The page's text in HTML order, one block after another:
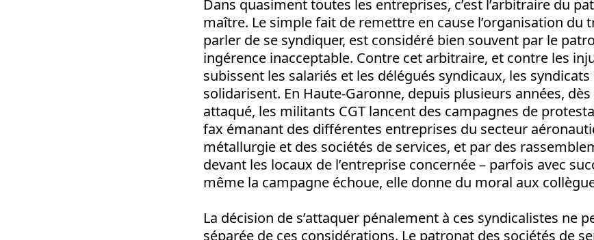
Dans quasiment toutes les entreprises, c’est l’arbitraire du
maître. Le simple fait de remettre en cause l’organisation du
parler de se syndiquer, est considéré bien souvent par le
ingérence inacceptable. Contre cet arbitraire, et contre les
subissent les salariés et les délégués syndicaux, les
solidarisent. En Haute-Garonne, depuis plusieurs années,
attaqué, les militants CGT lancent des campagnes de
fax émanant des différentes entreprises du secteur
métallurgie et des sociétés de services, et par des
devant les locaux de l’entreprise concernée – parfois avec
même la campagne échoue, elle donne du moral aux
La décision de s’attaquer pénalement à ces syndicalistes ne
séparée de ces considérations. Le patronat des sociétés de